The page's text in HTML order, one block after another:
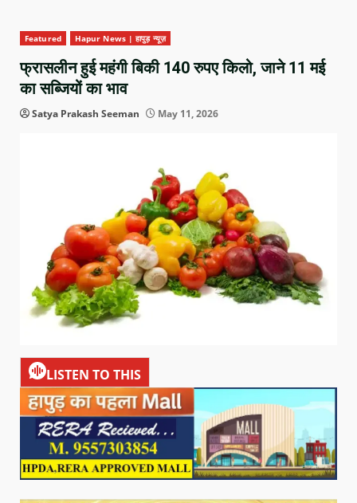
Featured Hapur News | हापुड़ न्यूज़
फ्रासलीन हुई महंगी बिकी 140 रुपए किलो, जाने 11 मई
का सब्जियों का भाव
Satya Prakash Seeman May 11, 2026
LISTEN TO THIS